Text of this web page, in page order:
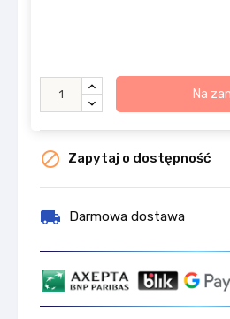
Na
 Zapytaj o dostępność
local_shipping Darmowa dostawa